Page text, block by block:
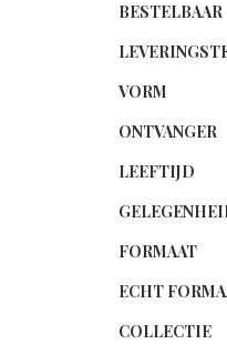
BESTELBAAR
VORM
ONTVANGER
LEEFTIJD
FORMAAT
ECHT
COLLECTIE